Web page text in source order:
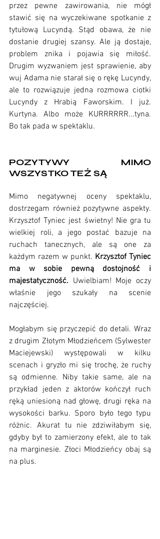
przez pewne zawirowania, nie mógł
stawić się na wyczekiwane spotkanie z
tytułową Lucyndą. Stąd obawa, że nie
dostanie drugiej szansy. Ale ją dostaje,
problem znika i pojawia się miłość.
Drugim wyzwaniem jest sprawienie, aby
wuj Adama nie starał się o rękę Lucyndy,
ale to rozwiązuje jedna rozmowa ciotki
Lucyndy z Hrabią Faworskim. I już.
Kurtyna. Albo może KURRRRRR...tyna.
Bo tak pada w spektaklu.
POZYTYWY MIMO
WSZYSTKO TEŻ SĄ
Mimo negatywnej oceny spektaklu,
dostrzegam również pozytywne aspekty.
Krzysztof Tyniec jest świetny! Nie gra tu
wielkiej roli, a jego postać bazuje na
ruchach tanecznych, ale są one za
każdym razem w punkt. Krzysztof Tyniec
ma w sobie pewną dostojność i
majestatyczność. Uwielbiam! Moje oczy
właśnie jego szukały na scenie
najczęściej.
Mogłabym się przyczepić do detali. Wraz
z drugim Złotym Młodzieńcem (Sylwester
Maciejewski) występowali w kilku
scenach i gryzło mi się trochę, że ruchy
są odmienne. Niby takie same, ale na
przykład jeden z aktorów kończył ruch
ręką uniesioną nad głowę, drugi ręka na
wysokości barku. Sporo było tego typu
różnic. Akurat tu nie zdziwiłabym się,
gdyby był to zamierzony efekt, ale to tak
na marginesie. Złoci Młodzieńcy obaj są
na plus.